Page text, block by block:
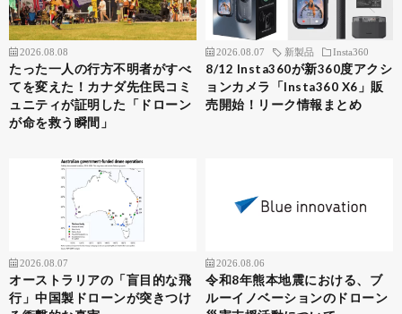
2026.08.08
たった一人の行方不明者がすべ
てを変えた！カナダ先住民コミ
ュニティが証明した「ドローン
が命を救う瞬間」
2026.08.07 新製品 Insta360
8/12 Insta360が新360度アクシ
ョンカメラ「Insta360 X6」販
売開始！リーク情報まとめ
2026.08.07
オーストラリアの「盲目的な飛
行」中国製ドローンが突きつけ
2026.08.06
令和8年熊本地震における、ブ
ルーイノベーションのドローン